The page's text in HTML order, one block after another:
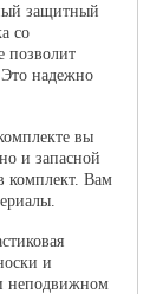
защитный
со
позволит
надежно
вы
и запасной
комплект. Вам
и
неподвижном